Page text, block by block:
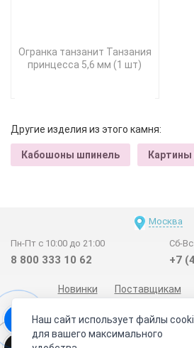
Огранка танзанит Танзания
принцесса 5,6 мм (1 шт)
Другие изделия из этого камня:
Кабошоны шпинель
Москва
Пн-Пт с 10:00 до 21:00
8 800 333 10 62
Сб-
+7
Новинки Поставщикам
Отзывы покупателей
Наш сайт использует файлы
для вашего максимального